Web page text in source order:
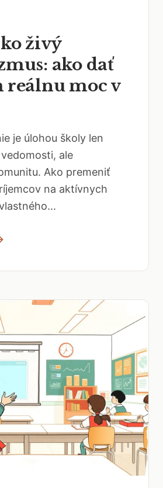
živý
ako dať
reálnu moc v
je úlohou školy len
ale
Ako premeniť
na aktívnych